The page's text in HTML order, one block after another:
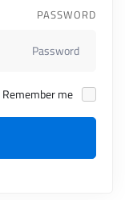
PASSWORD